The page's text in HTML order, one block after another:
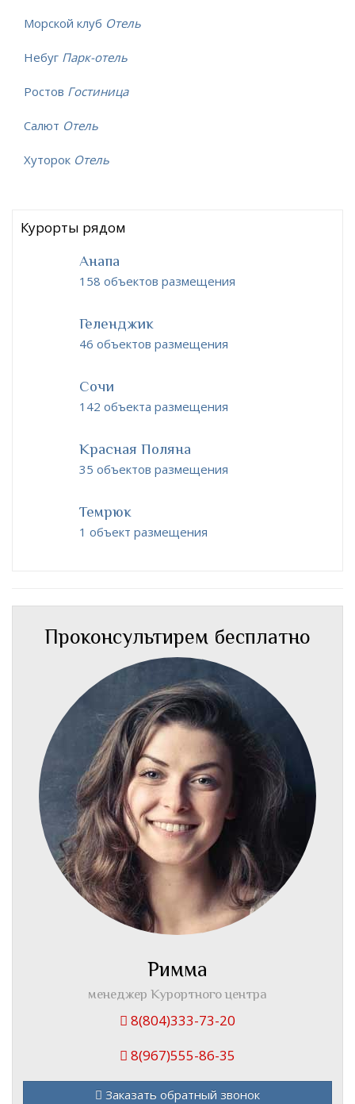
Морской клуб Отель
Небуг Парк-отель
Ростов Гостиница
Салют Отель
Хуторок Отель
Курорты рядом
Анапа
158 объектов размещения
Геленджик
46 объектов размещения
Сочи
142 объекта размещения
Красная Поляна
35 объектов размещения
Темрюк
1 объект размещения
Проконсультирем бесплатно
Римма
менеджер Курортного центра
8(804)333-73-20
8(967)555-86-35
Заказать обратный звонок